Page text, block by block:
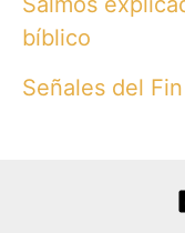
bíblico
Señales del